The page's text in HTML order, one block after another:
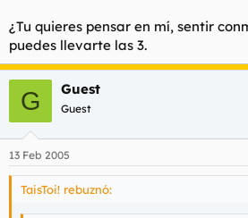
¿Tu quieres pensar en mí, sentir
puedes llevarte las 3.
G Guest
Guest
13 Feb 2005
TaisToi! rebuznó: